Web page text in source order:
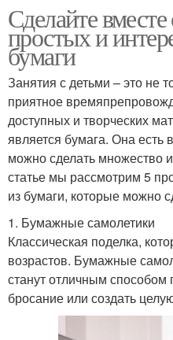
Сделайте
простых и
бумаги
Занятия с детьми – это не
приятное
доступных и творческих
является бумага. Она есть
можно сделать множество
статье мы рассмотрим 5
из бумаги, которые можно
1. Бумажные самолетики
Классическая поделка,
возрастов. Бумажные
станут отличным способом
бросание или создать